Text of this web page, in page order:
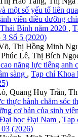
một số yếu tố liên
viên điều dưỡng
Bình năm 2020 ,
Số 5 (2020)
Thị Hồng Minh
Lê, Thị Bích
năng lực tiếng anh
sàng , Tạp chí Khoa
Quang Huy Trần,
thực hành chăm sóc
cơ bản của sinh
học Đại Nam , Tạp
(2026)